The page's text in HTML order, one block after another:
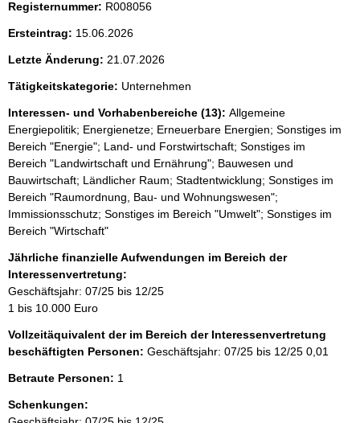
Registernummer: R008056
Ersteintrag: 15.06.2026
Letzte Änderung: 21.07.2026
Tätigkeitskategorie: Unternehmen
Interessen- und Vorhabenbereiche (13): Allgemeine
Energiepolitik; Energienetze; Erneuerbare Energien; Sonstiges im
Bereich "Energie"; Land- und Forstwirtschaft; Sonstiges im
Bereich "Landwirtschaft und Ernährung"; Bauwesen und
Bauwirtschaft; Ländlicher Raum; Stadtentwicklung; Sonstiges im
Bereich "Raumordnung, Bau- und Wohnungswesen";
Immissionsschutz; Sonstiges im Bereich "Umwelt"; Sonstiges im
Bereich "Wirtschaft"
Jährliche finanzielle Aufwendungen im Bereich der
Interessenvertretung:
Geschäftsjahr: 07/25 bis 12/25
1 bis 10.000 Euro
Vollzeitäquivalent der im Bereich der Interessenvertretung
beschäftigten Personen: Geschäftsjahr: 07/25 bis 12/25 0,01
Betraute Personen: 1
Schenkungen: